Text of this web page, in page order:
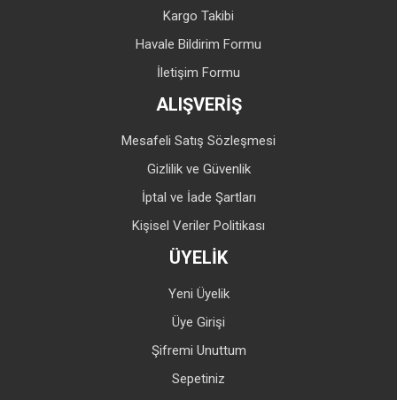
Kargo Takibi
Havale Bildirim Formu
İletişim Formu
ALIŞVERİŞ
Mesafeli Satış Sözleşmesi
Gizlilik ve Güvenlik
İptal ve İade Şartları
Kişisel Veriler Politikası
ÜYELİK
Yeni Üyelik
Üye Girişi
Şifremi Unuttum
Sepetiniz